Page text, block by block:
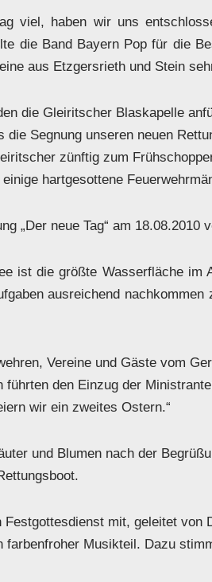
viel, haben wir uns
die Band Bayern Pop für die
aus Etzgersrieth und Stein
die Gleiritscher Blaskapelle
Segnung unseren neuen
zünftig zum
hartgesottene
„Der neue Tag“ am 18.08.2010
ist die größte Wasserfläche
ausreichend
Vereine und Gäste vom
den Einzug der
wir ein zweites Ostern.“
und Blumen nach der
mit, geleitet
Musikteil. Dazu